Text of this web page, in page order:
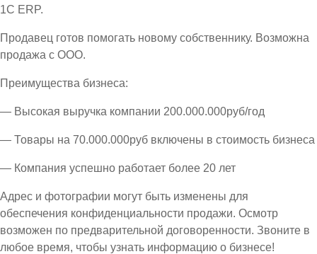
1С ЕRP.
Продавец готов помогать новому собственнику. Возможна
продажа с ООО.
Преимущества бизнеса:
— Высокая выручка компании 200.000.000руб/год
— Товары на 70.000.000руб включены в стоимость бизнеса
— Компания успешно работает более 20 лет
Адрес и фотографии могут быть изменены для
обеспечения конфиденциальности продажи. Осмотр
возможен по предварительной договоренности. Звоните в
любое время, чтобы узнать информацию о бизнесе!